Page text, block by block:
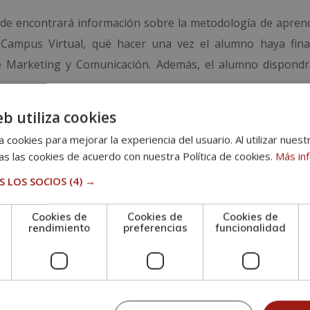
encontrará información sobre la metodología de
Virtual, qué hacer una vez el alumno haya
y Comunicación. Además, el alumno
de evaluación, el alumno recibirá un diploma que
EN COACHING EXPERTO EN MODA”, de la
avalada por nuestra condición de socios de la CECAP.
utiliza cookies
cookies para mejorar la experiencia del usuario. Al utilizar
las cookies de acuerdo con nuestra Política de cookies. Más
LOS SOCIOS (4) →
Cookies de
rendimiento
Cookies de
preferencias
Cookies de
funcionalidad